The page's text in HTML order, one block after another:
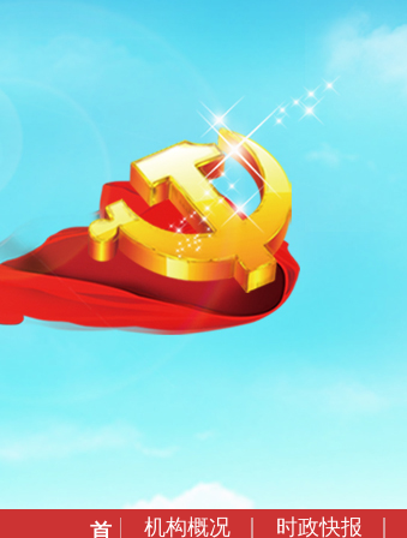
首 机构概况 时政快报